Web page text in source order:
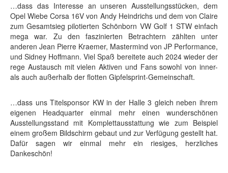
…dass das Interesse an unseren Ausstellungsstücken, dem
Opel Wiebe Corsa 16V von Andy Heindrichs und dem von Claire
zum Gesamtsieg pilotierten Schönborn VW Golf 1 STW einfach
mega war. Zu den faszinierten Betrachtern zählten unter
anderen Jean Pierre Kraemer, Mastermind von JP Performance,
und Sidney Hoffmann. Viel Spaß bereitete auch 2024 wieder der
rege Austausch mit vielen Aktiven und Fans sowohl von inner-
als auch außerhalb der flotten Gipfelsprint-Gemeinschaft.
…dass uns Titelsponsor KW in der Halle 3 gleich neben ihrem
eigenen Headquarter einmal mehr einen wunderschönen
Ausstellungsstand mit Komplettausstattung wie zum Beispiel
einem großem Bildschirm gebaut und zur Verfügung gestellt hat.
Dafür sagen wir einmal mehr ein riesiges, herzliches
Dankeschön!